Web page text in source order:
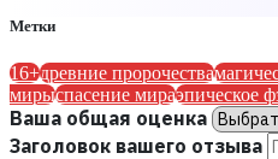
Метки
16+древние пророчества
мирыспасение мираэпическое
Ваша общая оценка
Заголовок вашего отзыва